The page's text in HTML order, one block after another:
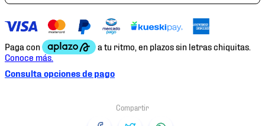
Consulta opciones de pago